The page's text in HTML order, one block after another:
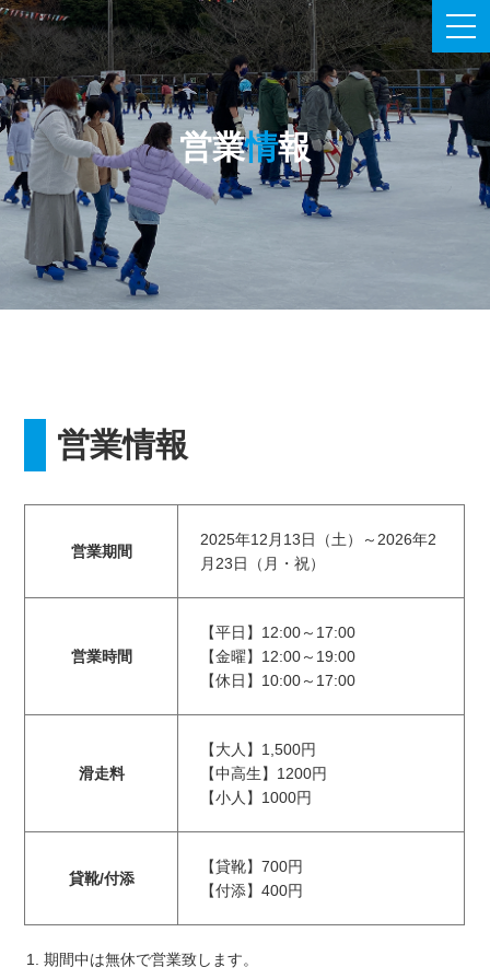
営業情報
営業情報
営業期間
2025年12月13日（土）～2026年2
月23日（月・祝）
営業時間
【平日】12:00～17:00
【金曜】12:00～19:00
【休日】10:00～17:00
滑走料
【大人】1,500円
【中高生】1200円
【小人】1000円
貸靴/付添
【貸靴】700円
【付添】400円
期間中は無休で営業致します。